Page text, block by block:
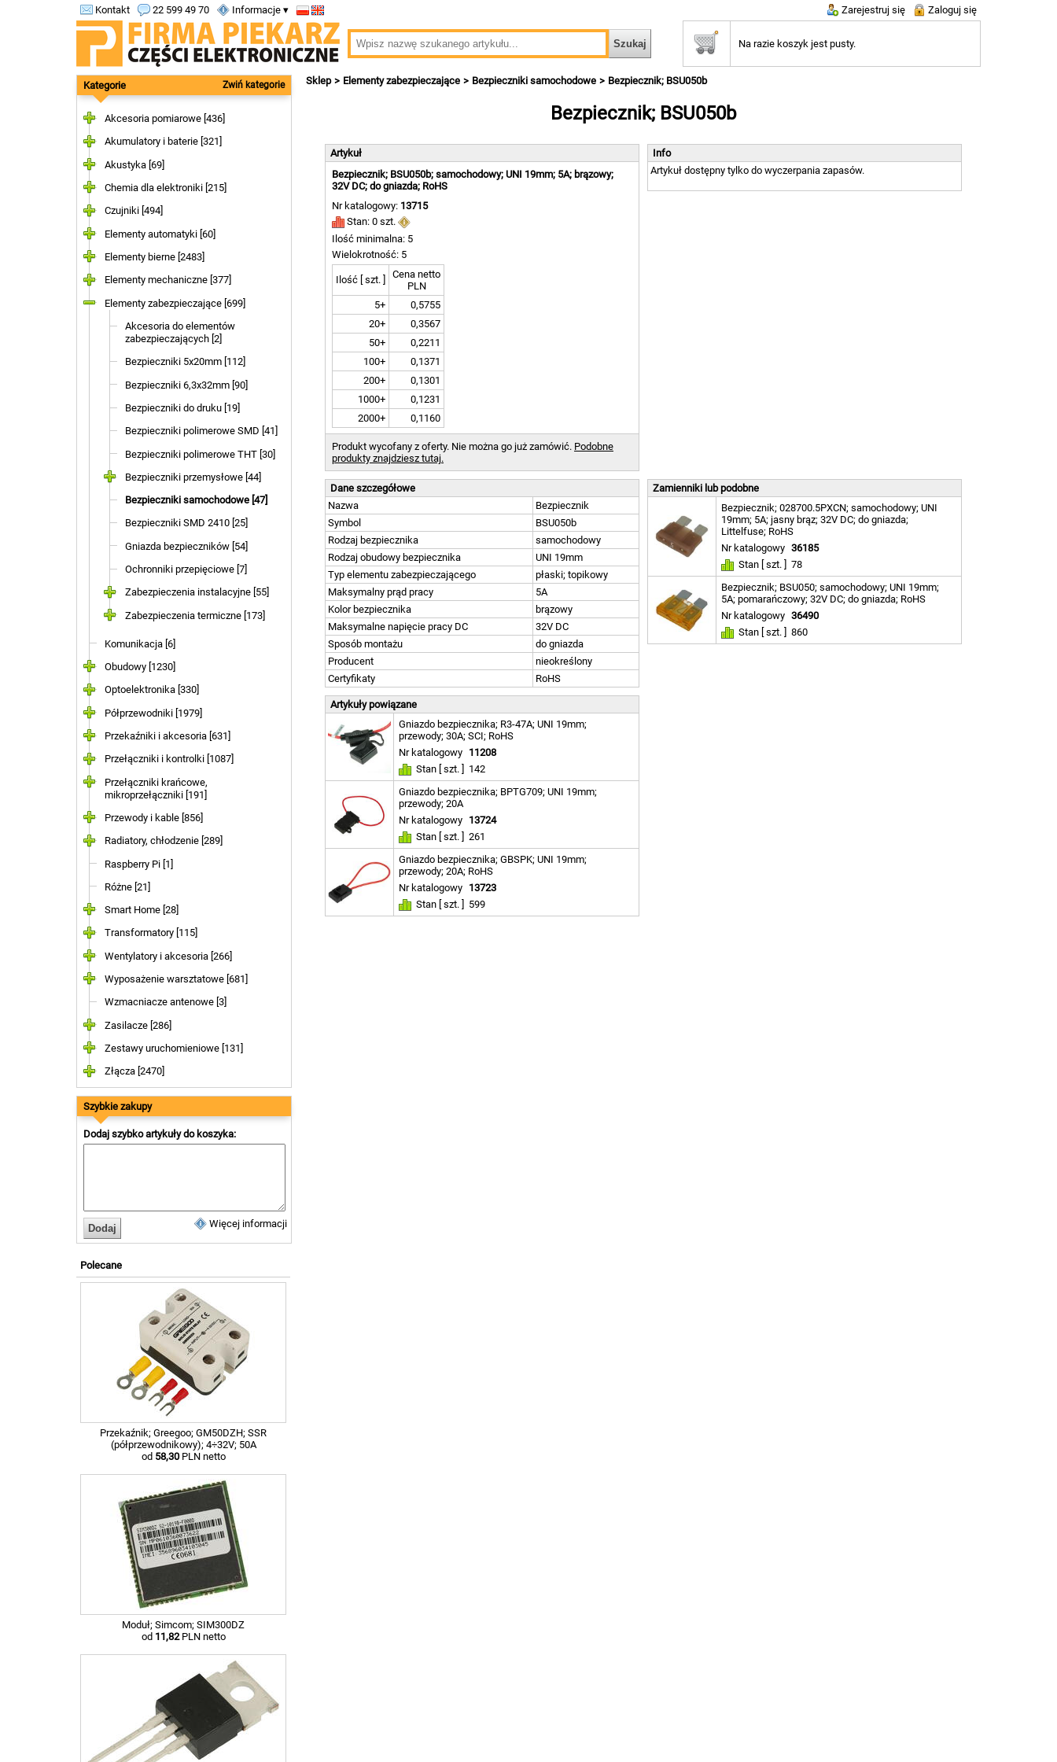
Kontakt 22 599 49 70 Informacje ▾ Zarejestruj się Zaloguj się
Na razie koszyk jest pusty.
Kategorie Zwiń kategorie
Akcesoria pomiarowe [436]
Akumulatory i baterie [321]
Akustyka [69]
Chemia dla elektroniki [215]
Czujniki [494]
Elementy automatyki [60]
Elementy bierne [2483]
Elementy mechaniczne [377]
Elementy zabezpieczające [699]
Akcesoria do elementów
zabezpieczających [2]
Bezpieczniki 5x20mm [112]
Bezpieczniki 6,3x32mm [90]
Bezpieczniki do druku [19]
Bezpieczniki polimerowe SMD [41]
Bezpieczniki polimerowe THT [30]
Bezpieczniki przemysłowe [44]
Bezpieczniki samochodowe [47]
Bezpieczniki SMD 2410 [25]
Gniazda bezpieczników [54]
Ochronniki przepięciowe [7]
Zabezpieczenia instalacyjne [55]
Zabezpieczenia termiczne [173]
Komunikacja [6]
Obudowy [1230]
Optoelektronika [330]
Półprzewodniki [1979]
Przekaźniki i akcesoria [631]
Przełączniki i kontrolki [1087]
Przełączniki krańcowe,
mikroprzełączniki [191]
Przewody i kable [856]
Radiatory, chłodzenie [289]
Raspberry Pi [1]
Różne [21]
Smart Home [28]
Transformatory [115]
Wentylatory i akcesoria [266]
Wyposażenie warsztatowe [681]
Wzmacniacze antenowe [3]
Zasilacze [286]
Zestawy uruchomieniowe [131]
Złącza [2470]
Szybkie zakupy
Dodaj szybko artykuły do koszyka:
Więcej informacji
Polecane
Przekaźnik; Greegoo; GM50DZH; SSR
(półprzewodnikowy); 4÷32V; 50A
od 58,30PLN netto
Moduł; Simcom; SIM300DZ
od 11,82PLN netto
Sklep Elementy zabezpieczające Bezpieczniki samochodowe Bezpiecznik; BSU050b
Bezpiecznik; BSU050b
Artykuł
Bezpiecznik; BSU050b; samochodowy; UNI 19mm; 5A; brązowy;
32V DC; do gniazda; RoHS
Nr katalogowy: 13715
Stan: 0 szt.
Ilość minimalna: 5
Wielokrotność: 5
Ilość [ szt. ]
Cena netto
PLN
5+
0,5755
20+
0,3567
50+
0,2211
100+
0,1371
200+
0,1301
1000+
0,1231
2000+
0,1160
Produkt wycofany z oferty. Nie można go już zamówić. Podobne
produkty znajdziesz tutaj.
Info
Artykuł dostępny tylko do wyczerpania zapasów.
Dane szczegółowe
Nazwa
Bezpiecznik
Symbol
BSU050b
Rodzaj bezpiecznika
samochodowy
Rodzaj obudowy bezpiecznika
UNI 19mm
Typ elementu zabezpieczającego
płaski; topikowy
Maksymalny prąd pracy
5A
Kolor bezpiecznika
brązowy
Maksymalne napięcie pracy DC
32V DC
Sposób montażu
do gniazda
Producent
nieokreślony
Certyfikaty
RoHS
Zamienniki lub podobne
Bezpiecznik; 028700.5PXCN; samochodowy; UNI
19mm; 5A; jasny brąz; 32V DC; do gniazda;
Littelfuse; RoHS
Nr katalogowy 36185
Stan [ szt. ]
78
Bezpiecznik; BSU050; samochodowy; UNI 19mm;
5A; pomarańczowy; 32V DC; do gniazda; RoHS
Nr katalogowy 36490
Stan [ szt. ]
860
Artykuły powiązane
Gniazdo bezpiecznika; R3-47A; UNI 19mm;
przewody; 30A; SCI; RoHS
Nr katalogowy 11208
Stan [ szt. ]
142
Gniazdo bezpiecznika; BPTG709; UNI 19mm;
przewody; 20A
Nr katalogowy 13724
Stan [ szt. ]
261
Gniazdo bezpiecznika; GBSPK; UNI 19mm;
przewody; 20A; RoHS
Nr katalogowy 13723
Stan [ szt. ]
599